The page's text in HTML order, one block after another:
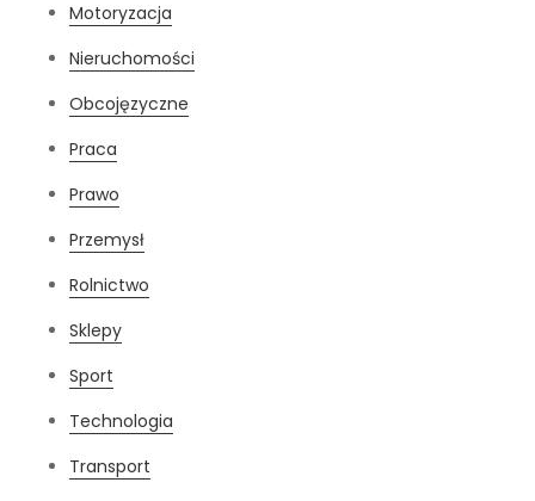
Motoryzacja
Nieruchomości
Obcojęzyczne
Praca
Prawo
Przemysł
Rolnictwo
Sklepy
Sport
Technologia
Transport